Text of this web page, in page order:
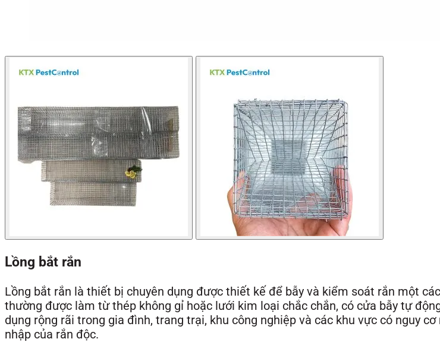
Lồng bắt rắn
Lồng bắt rắn là thiết bị chuyên dụng được thiết kế để bẫy và kiểm soát rắn một
thường được làm từ thép không gỉ hoặc lưới kim loại chắc chắn, có cửa bẫy tự
dụng rộng rãi trong gia đình, trang trại, khu công nghiệp và các khu vực có nguy
nhập của rắn độc.